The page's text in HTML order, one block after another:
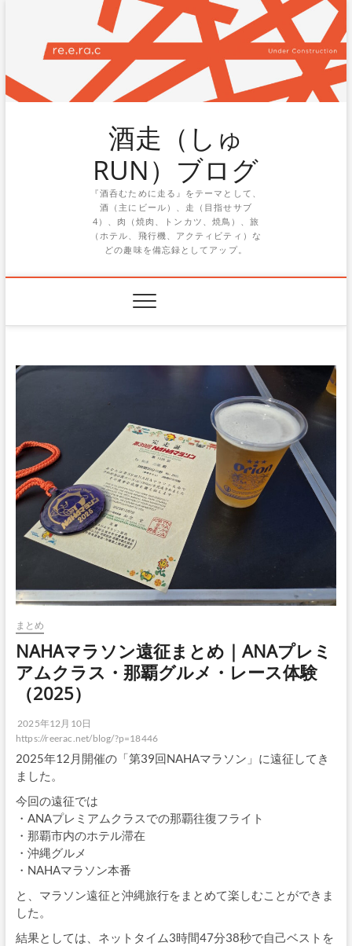
酒走（しゅ
RUN）ブログ
『酒呑むために走る』をテーマとして、
酒（主にビール）、走（目指せサブ
4）、肉（焼肉、トンカツ、焼鳥）、旅
（ホテル、飛行機、アクティビティ）な
どの趣味を備忘録としてアップ。
まとめ
NAHAマラソン遠征まとめ｜ANAプレミ
アムクラス・那覇グルメ・レース体験
（2025）
2025年12月10日
https://reerac.net/blog/?p=18446
2025年12月開催の「第39回NAHAマラソン」に遠征してき
ました。
今回の遠征では
・ANAプレミアムクラスでの那覇往復フライト
・那覇市内のホテル滞在
・沖縄グルメ
・NAHAマラソン本番
と、マラソン遠征と沖縄旅行をまとめて楽しむことができま
した。
結果としては、ネットタイム3時間47分38秒で自己ベストを